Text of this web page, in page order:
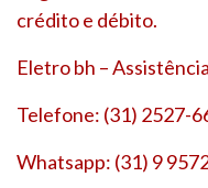
crédito e débito.
Eletro bh –
Telefone: (31) 2527-
Whatsapp: (31) 9